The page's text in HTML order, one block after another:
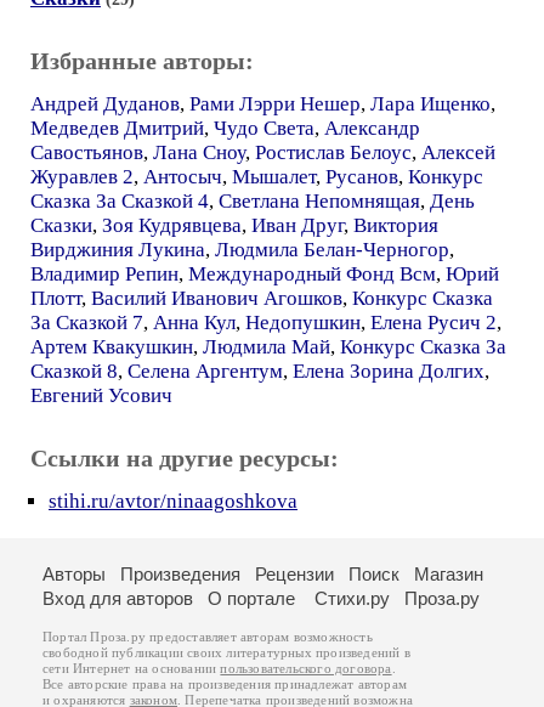
Избранные авторы:
Андрей Дуданов, Рами Лэрри Нешер, Лара Ищенко,
Медведев Дмитрий, Чудо Света, Александр
Савостьянов, Лана Сноу, Ростислав Белоус, Алексей
Журавлев 2, Антосыч, Мышалет, Русанов, Конкурс
Сказка За Сказкой 4, Светлана Непомнящая, День
Сказки, Зоя Кудрявцева, Иван Друг, Виктория
Вирджиния Лукина, Людмила Белан-Черногор,
Владимир Репин, Международный Фонд Всм, Юрий
Плотт, Василий Иванович Агошков, Конкурс Сказка
За Сказкой 7, Анна Кул, Недопушкин, Елена Русич 2,
Артем Квакушкин, Людмила Май, Конкурс Сказка За
Сказкой 8, Селена Аргентум, Елена Зорина Долгих,
Евгений Усович
Ссылки на другие ресурсы:
stihi.ru/avtor/ninaagoshkova
Авторы Произведения Рецензии Поиск
Магазин
Вход для авторов
О портале Стихи.ру Проза.ру
Портал Проза.ру предоставляет авторам возможность
свободной публикации своих литературных произведений в
сети Интернет на основаниипользовательского договора
Все авторские права на произведения принадлежат авторам
и охраняются законом . Перепечатка произведений возможна